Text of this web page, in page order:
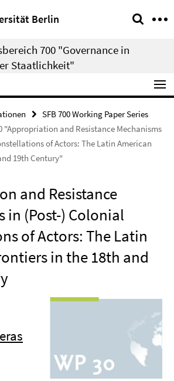
Berlin
700 "Governance in
Staatlichkeit"
SFB 700 Working Paper Series
"Appropriation and Resistance Mechanisms
of Actors: The Latin American
19th Century"
and Resistance
in (Post-) Colonial
of Actors: The Latin
in the 18th and